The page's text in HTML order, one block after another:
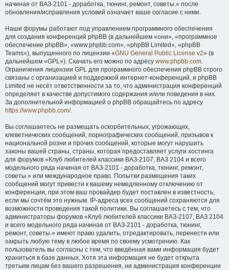
начиная от ВАЗ-2101 - доработка, тюнинг, ремонт, советы.» после
обновления/исправления условий означает ваше согласие с ними.
Наши форумы работают под управлением программного обеспечения
для создания конференций phpBB (в дальнейшем «они», «программное
обеспечение phpBB», «www.phpbb.com», «phpBB Limited», «phpBB
Teams»), выпущенного по лицензии «GNU General Public License v2» (в
дальнейшем «GPL»). Скачать его можно по адресу www.phpbb.com.
Ограничения лицензии GPL для программного обеспечения phpBB строго
связаны с организацией и поддержкой интернет-конференций, и phpBB
Limited не несёт ответственности за то, что администрация конференций
определяет в качестве допустимого содержания и/или поведения в них.
За дополнительной информацией о phpBB обращайтесь по адресу
https://www.phpbb.com/.
Вы соглашаетесь не размещать оскорбительных, угрожающих,
клеветнических сообщений, порнографических сообщений, призывов к
национальной розни и прочих сообщений, которые могут нарушить
законы вашей страны, страны, которая предоставляет услуги хостинга
для форумов «Клуб любителей классики ВАЗ-2107, ВАЗ 2104 и всего
модельного ряда начиная от ВАЗ-2101 - доработка, тюнинг, ремонт,
советы.» или международное право. Попытки размещения таких
сообщений могут привести к вашему немедленному отключению от
конференции, при этом ваш провайдер будет поставлен в известность,
если мы сочтём это нужным. IP-адреса всех сообщений сохраняются для
возможности проведения такой политики. Вы соглашаетесь с тем, что
администраторы форумов «Клуб любителей классики ВАЗ-2107, ВАЗ 2104
и всего модельного ряда начиная от ВАЗ-2101 - доработка, тюнинг,
ремонт, советы.» имеют право удалить, отредактировать, перенести или
закрыть любую тему в любое время по своему усмотрению. Как
пользователь вы согласны с тем, что введённая вами информация будет
храниться в базе данных. Хотя эта информация не будет открыта
третьим лицам без вашего разрешения, ни администрация конференции